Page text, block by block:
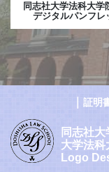
同志社大学法科大学
デジタルパンフレ
証明
同志社
大学法科
Logo